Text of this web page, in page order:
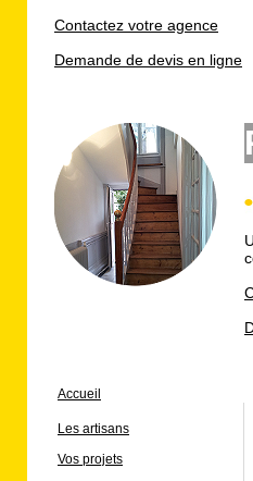
Contactez votre agence
Demande de devis en ligne
Accueil
Les artisans
Vos projets